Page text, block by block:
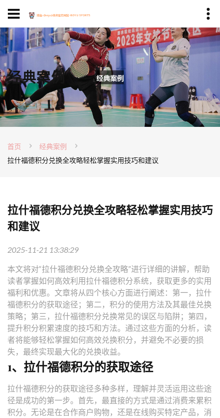
经典案例
首页
经典案例
拉什福德积分兑换全攻略轻松掌握实用技巧和建议
拉什福德积分兑换全攻略轻松掌握实用技巧
和建议
2025-11-21 13:38:29
本文将对“拉什福德积分兑换全攻略”进行详细的讲解，帮助
读者掌握如何高效利用拉什福德积分系统，获取更多的实用
福利和优惠。文章将从四个核心方面进行阐述：第一，拉什
福德积分的获取途径；第二，积分的使用方法及其最佳兑换
策略；第三，拉什福德积分兑换常见的误区与陷阱；第四，
提升积分积累速度的技巧和方法。通过这些方面的分析，读
者将能够轻松掌握如何高效兑换积分，并避免不必要的损
失，最终实现最大化的兑换收益。
1、拉什福德积分的获取途径
拉什福德积分的获取途径多种多样，理解并灵活运用这些途
径是成功的第一步。首先，最直接的方式是通过消费来累积
积分。无论是在合作商户购物，还是在线购买特定产品，消